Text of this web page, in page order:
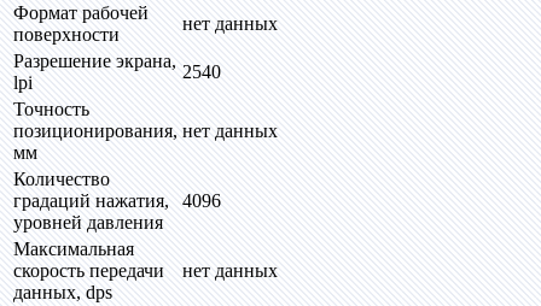
Формат рабочей
поверхности
нет данных
Разрешение экрана,
lpi
2540
Точность
позиционирования,
мм
нет данных
Количество
градаций нажатия,
уровней давления
4096
Максимальная
скорость передачи
данных, dps
нет данных